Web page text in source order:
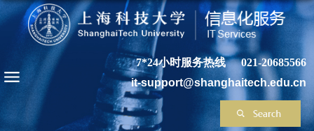
7*24小时服务热线
021-20685566
it-support@shanghaitech.edu.cn